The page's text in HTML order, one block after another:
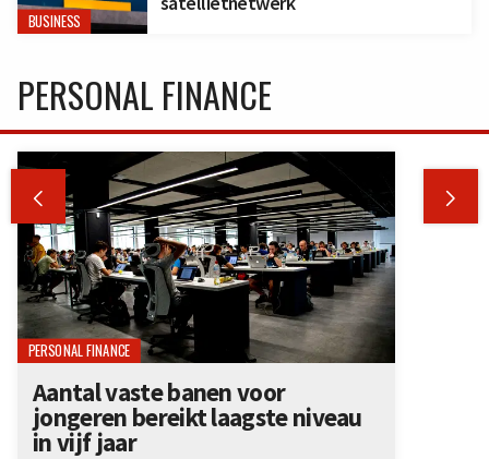
BUSINESS
PERSONAL FINANCE
 
PERSONAL FINANCE
Aantal vaste banen voor
jongeren bereikt laagste niveau
in vijf jaar